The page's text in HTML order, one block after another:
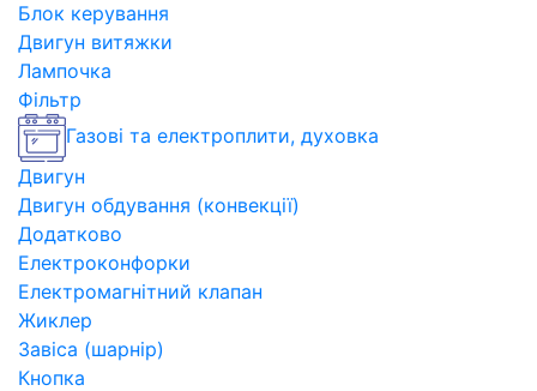
Блок керування
Двигун витяжки
Лампочка
Фільтр
Газові та електроплити, духовка
Двигун
Двигун обдування (конвекції)
Додатково
Електроконфорки
Електромагнітний клапан
Жиклер
Завіса (шарнір)
Кнопка